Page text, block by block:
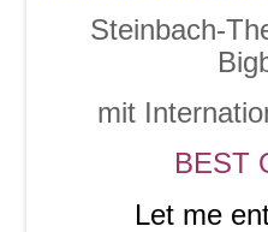
Steinbach-
mit
BEST
Let me